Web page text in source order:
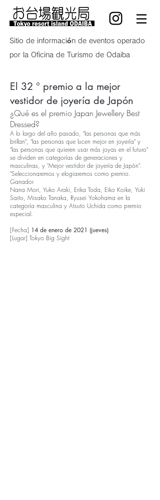
Sitio de información de eventos operado
por la Oficina de Turismo de Odaiba
El 32 ° premio a la mejor
vestidor de joyería de Japón
¿Qué es el premio Japan Jewellery Best
Dressed?
A lo largo del año pasado, "las personas que más
brillan", "las personas que lucen mejor en joyería" y
"las personas que quieren usar más joyas en el futuro"
se dividen en categorías de generaciones y
masculinas, y "Mejor vestidor de joyería de Japón".
"Seleccionaremos y elogiaremos como premio.
Ganador
Nana Mori, Yuko Araki, Erika Toda, Eiko Koike, Yuki
Saito, Misako Tanaka, Ryusei Yokohama en la
categoría masculina y Atsuto Uchida como premio
especial.
[Fecha] 14 de enero de 2021 (jueves)
[Lugar] Tokyo Big Sight